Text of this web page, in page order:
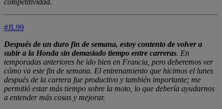
competitividad.
#JL99
Después de un duro fin de semana, estoy contento de volver a
subir a la Honda sin demasiado tiempo entre carreras. En
temporadas anteriores he ido bien en Francia, pero deberemos ver
cómo va este fin de semana. El entrenamiento que hicimos el lunes
después de la carrera fue productivo y también importante; me
permitió estar más tiempo sobre la moto, lo que debería ayudarnos
a entender más cosas y mejorar.